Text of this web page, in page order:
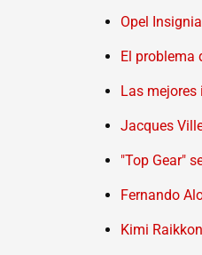
Opel
El problema
Las mejores
Jacques
"Top Gear"
Fernando
Kimi